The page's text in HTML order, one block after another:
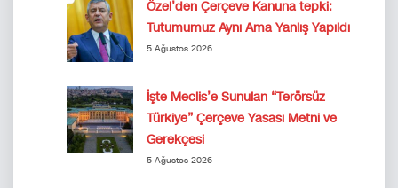
Özel’den Çerçeve Kanuna tepki:
Tutumumuz Aynı Ama Yanlış Yapıldı
5 Ağustos 2026
İşte Meclis’e Sunulan “Terörsüz
Türkiye” Çerçeve Yasası Metni ve
Gerekçesi
5 Ağustos 2026